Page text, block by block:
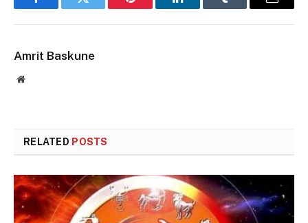
FacebookTwitter Pinterest LinkedInTumblr Email
Amrit Baskune
Website
RELATED POSTS